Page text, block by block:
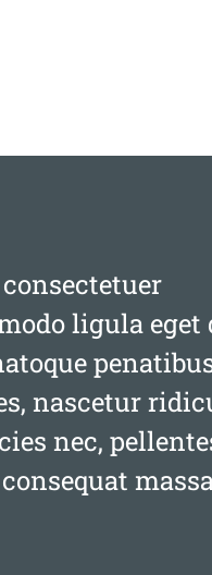
ligula eget
nascetur
nec,